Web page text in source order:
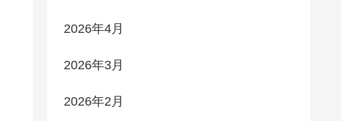
2026年4月
2026年3月
2026年2月